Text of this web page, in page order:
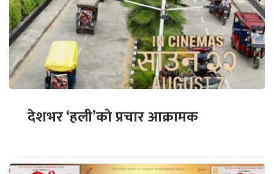
देशभर ‘हली’को प्रचार आक्रामक